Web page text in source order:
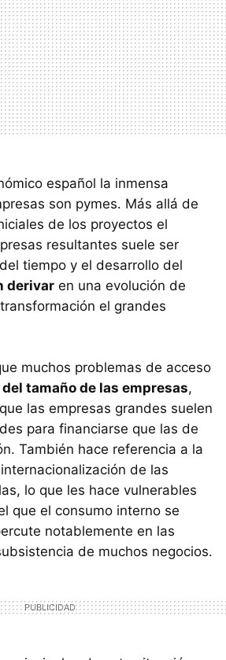
español la inmensa
son pymes. Más allá de
de los proyectos el
resultantes suele ser
tiempo y el desarrollo del
derivar en una evolución de
el grandes
muchos problemas de acceso
tamaño de las empresas,
las empresas grandes suelen
para financiarse que las de
También hace referencia a la
de las
lo que les hace vulnerables
que el consumo interno se
notablemente en las
de muchos negocios.